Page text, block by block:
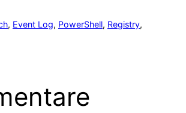
, Event Log, PowerShell, Registry